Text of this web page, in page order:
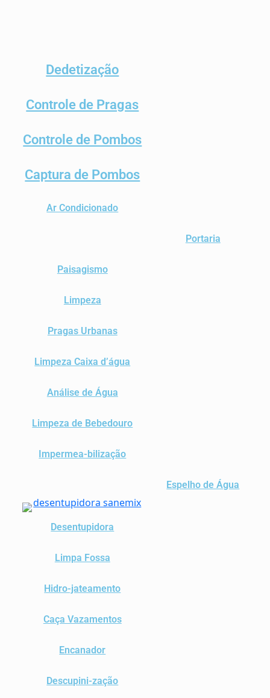
Dedetização
Controle de Pragas
Controle de Pombos
Captura de Pombos
Ar Condicionado
Portaria
Paisagismo
Limpeza
Pragas Urbanas
Limpeza Caixa d’água
Análise de Água
Limpeza de Bebedouro
Impermea-bilização
Espelho de Água
Desentupidora
Limpa Fossa
Hidro-jateamento
Caça Vazamentos
Encanador
Descupini-zação